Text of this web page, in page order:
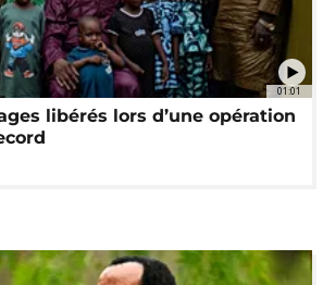
01:01
libérés lors d’une opération